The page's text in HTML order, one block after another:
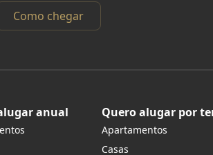
Como chegar
anual Quero alugar por
Apartamentos
Casas